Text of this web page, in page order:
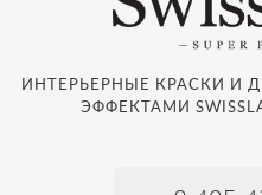
ИНТЕРЬЕРНЫЕ КРАСКИ И
ЭФФЕКТАМИ